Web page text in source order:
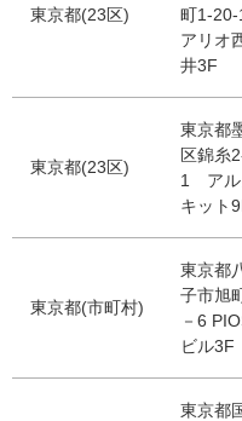
東京都(23区)
町1-20-
アリオ
井3F
東京都(23区)
東京都
区錦糸
1 アル
キット
東京都(市町村)
東京都
子市旭
－6
ビル3F
東京都